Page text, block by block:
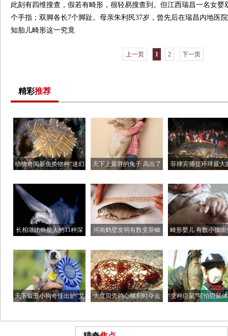
此刻有四维搜查，假若有畸形，很轻易搜查到。但江西瑞昌一名女婴
个手指；双脚各长7个脚趾。母亲朱利民37岁，曾先后在瑞昌内地医
知胎儿畸形这一究竟
上一页 1 2 下一页
精彩推荐
动物奇闻新鱼类物种“迷幻
天下上最胖的兔子 高出了
菲律宾捕捉环球最大
长相堪比外星人的11种深
河南鹤壁发明有数变异鲫
畸形婴儿 有数小孩出
天下最丑小狗奇怪出炉“艾
大度贝壳鸡心螺刹时夺去
“变种巨鼠”可怕巨鼠